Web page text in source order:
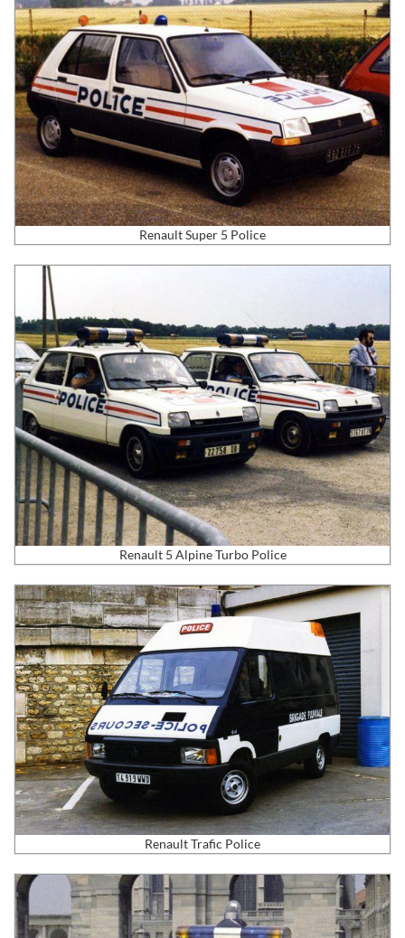
Renault Super 5 Police
Renault 5 Alpine Turbo Police
Renault Trafic Police